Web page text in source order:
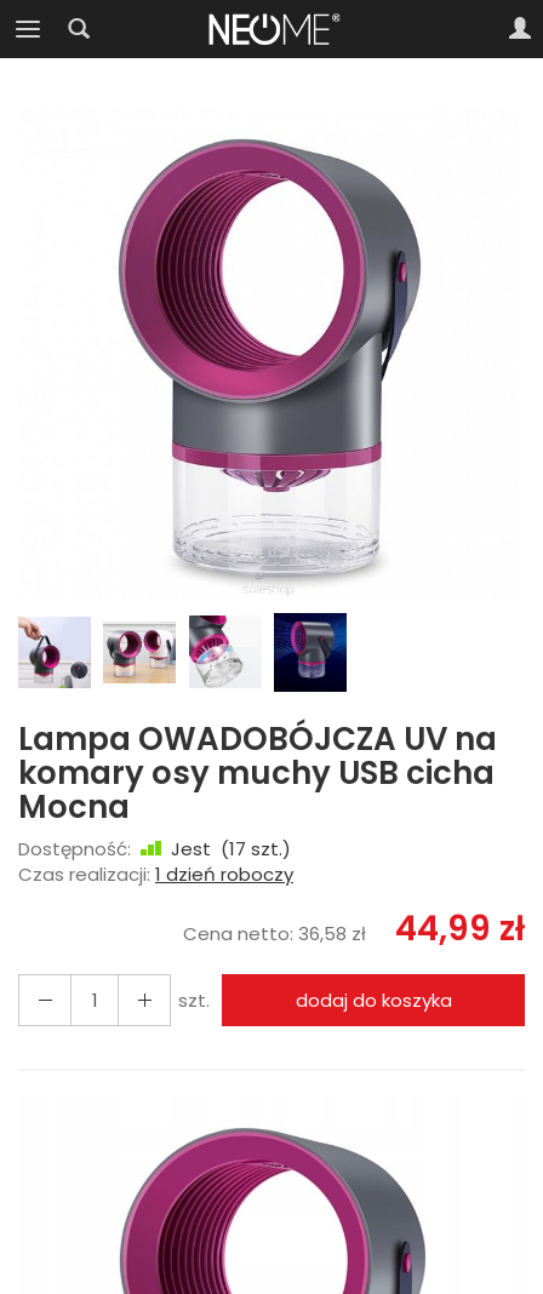
Lampa OWADOBÓJCZA UV na
komary osy muchy USB cicha
Mocna
Dostępność: Jest (17 szt.)
Czas realizacji: 1 dzień roboczy
Cena netto: 36,58 zł 44,99 zł
szt. dodaj do koszyka